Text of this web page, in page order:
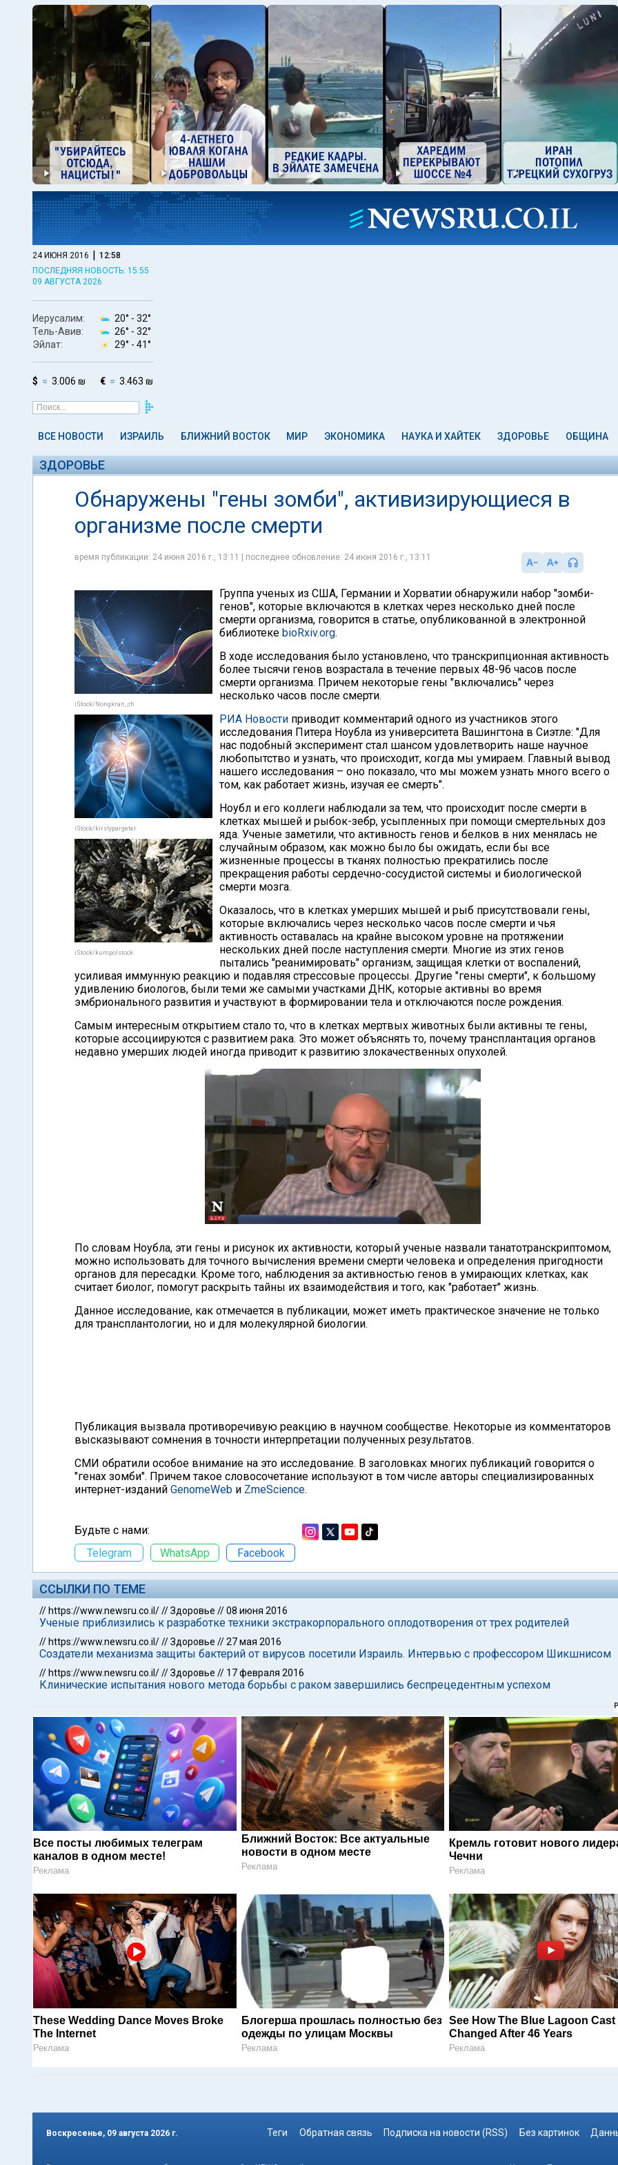
24 ИЮНЯ 2016 | 12:58
ПОСЛЕДНЯЯ НОВОСТЬ: 15:55
09 АВГУСТА 2026
Иерусалим: 20° - 32°
Тель-Авив:
26° - 32°
Эйлат:
29° - 41°
$ 3.006 ₪ € 3.463 ₪
ВСЕ НОВОСТИ ИЗРАИЛЬ БЛИЖНИЙ ВОСТОК МИР ЭКОНОМИКА НАУКА И ХАЙТЕК ЗДОРОВЬЕ ОБЩИНА
ЗДОРОВЬЕ
Обнаружены "гены зомби", активизирующиеся в
организме после смерти
время публикации: 24 июня 2016 г., 13:11 | последнее обновление: 24 июня 2016 г., 13:11
iStock/Nongkran_ch
iStock/kirstypargeter
iStock/kumpolstock
Группа ученых из США, Германии и Хорватии обнаружили набор "зомби-
генов", которые включаются в клетках через несколько дней после
смерти организма, говорится в статье, опубликованной в электронной
библиотеке bioRxiv.org.
В ходе исследования было установлено, что транскрипционная активность
более тысячи генов возрастала в течение первых 48-96 часов после
смерти организма. Причем некоторые гены "включались" через
несколько часов после смерти.
РИА Новости приводит комментарий одного из участников этого
исследования Питера Ноубла из университета Вашингтона в Сиэтле: "Для
нас подобный эксперимент стал шансом удовлетворить наше научное
любопытство и узнать, что происходит, когда мы умираем. Главный вывод
нашего исследования – оно показало, что мы можем узнать много всего о
том, как работает жизнь, изучая ее смерть".
Ноубл и его коллеги наблюдали за тем, что происходит после смерти в
клетках мышей и рыбок-зебр, усыпленных при помощи смертельных доз
яда. Ученые заметили, что активность генов и белков в них менялась не
случайным образом, как можно было бы ожидать, если бы все
жизненные процессы в тканях полностью прекратились после
прекращения работы сердечно-сосудистой системы и биологической
смерти мозга.
Оказалось, что в клетках умерших мышей и рыб присутствовали гены,
которые включались через несколько часов после смерти и чья
активность оставалась на крайне высоком уровне на протяжении
нескольких дней после наступления смерти. Многие из этих генов
пытались "реанимировать" организм, защищая клетки от воспалений,
усиливая иммунную реакцию и подавляя стрессовые процессы. Другие "гены смерти", к большому
удивлению биологов, были теми же самыми участками ДНК, которые активны во время
эмбрионального развития и участвуют в формировании тела и отключаются после рождения.
Самым интересным открытием стало то, что в клетках мертвых животных были активны те гены,
которые ассоциируются с развитием рака. Это может объяснять то, почему трансплантация органов
недавно умерших людей иногда приводит к развитию злокачественных опухолей.
По словам Ноубла, эти гены и рисунок их активности, который ученые назвали танатотранскриптомом,
можно использовать для точного вычисления времени смерти человека и определения пригодности
органов для пересадки. Кроме того, наблюдения за активностью генов в умирающих клетках, как
считает биолог, помогут раскрыть тайны их взаимодействия и того, как "работает" жизнь.
Данное исследование, как отмечается в публикации, может иметь практическое значение не только
для трансплантологии, но и для молекулярной биологии.
Публикация вызвала противоречивую реакцию в научном сообществе. Некоторые из комментаторов
высказывают сомнения в точности интерпретации полученных результатов.
СМИ обратили особое внимание на это исследование. В заголовках многих публикаций говорится о
"генах зомби". Причем такое словосочетание используют в том числе авторы специализированных
интернет-изданий GenomeWeb и ZmeScience.
Будьте с нами:
Telegram
WhatsApp Facebook
ССЫЛКИ ПО ТЕМЕ
// https://www.newsru.co.il///Здоровье //08 июня 2016
Ученые приблизились к разработке техники экстракорпорального оплодотворения от трех родителей
// https://www.newsru.co.il///Здоровье //27 мая 2016
Создатели механизма защиты бактерий от вирусов посетили Израиль. Интервью с профессором Шикшнисом
// https://www.newsru.co.il///Здоровье // 17 февраля 2016
Клинические испытания нового метода борьбы с раком завершились беспрецедентным успехом
Все посты любимых телеграм
каналов в одном месте!
Реклама
Ближний Восток: Все актуальные
новости в одном месте
Реклама
Кремль готовит нового
Чечни
Реклама
These Wedding Dance Moves Broke
The Internet
Реклама
Блогерша прошлась полностью без
одежды по улицам Москвы
Реклама
See How The Blue Lagoon Cast
Changed After 46 Years
Реклама
Воскресенье, 09 августа 2026 г. Теги Обратная связь Подписка на новости (RSS) Без картинок